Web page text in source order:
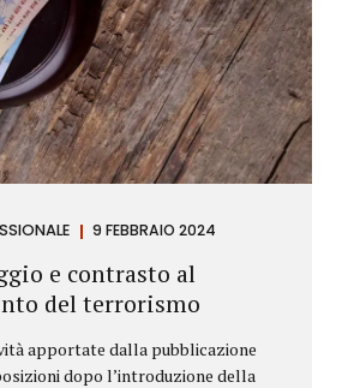
9 FEBBRAIO 2024
e contrasto al
del terrorismo
apportate dalla pubblicazione
dopo l’introduzione della